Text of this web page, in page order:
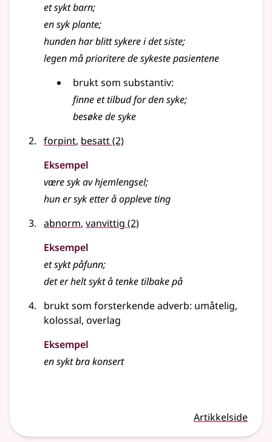
et sykt barn;
en syk plante;
hunden har blitt sykere i det siste;
legen må prioritere de sykeste pasientene
brukt som substantiv:
finne et tilbud for den syke;
besøke de syke
forpint, besatt(2)
Eksempel
være syk av hjemlengsel;
hun er syk etter å oppleve ting
abnorm, vanvittig (2)
Eksempel
etsyktpåfunn;
det er helt sykt å tenke tilbake på
brukt som forsterkendeadverb: umåtelig,
kolossal, overlag
Eksempel
en sykt bra konsert
Artikkelside